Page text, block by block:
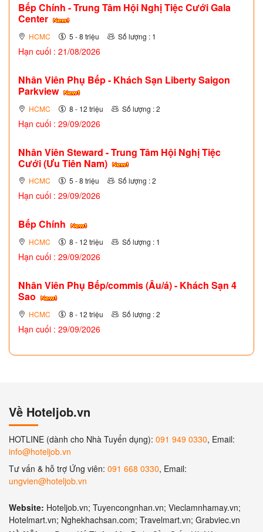
Bếp Chính - Trung Tâm Hội Nghị Tiệc Cưới Gala
Center
HCMC 5 - 8 triệu Số lượng : 1
Hạn cuối : 21/08/2026
Nhân Viên Phụ Bếp - Khách Sạn Liberty Saigon
Parkview
HCMC 8 - 12 triệu Số lượng : 2
Hạn cuối : 29/09/2026
Nhân Viên Steward - Trung Tâm Hội Nghị Tiệc
Cưới (Ưu Tiên Nam)
HCMC 5 - 8 triệu Số lượng : 2
Hạn cuối : 29/09/2026
Bếp Chính
HCMC 8 - 12 triệu Số lượng : 1
Hạn cuối : 29/09/2026
Nhân Viên Phụ Bếp/commis (Âu/á) - Khách Sạn 4
Sao
HCMC 8 - 12 triệu Số lượng : 2
Hạn cuối : 29/09/2026
Về Hoteljob.vn
HOTLINE (dành cho Nhà Tuyển dụng): 091 949 0330, Email:
info@hoteljob.vn
Tư vấn & hỗ trợ Ứng viên: 091 668 0330, Email:
ungvien@hoteljob.vn
Website: Hoteljob.vn; Tuyencongnhan.vn; Vieclamnhamay.vn;
Hotelmart.vn; Nghekhachsan.com; Travelmart.vn; Grabviec.vn